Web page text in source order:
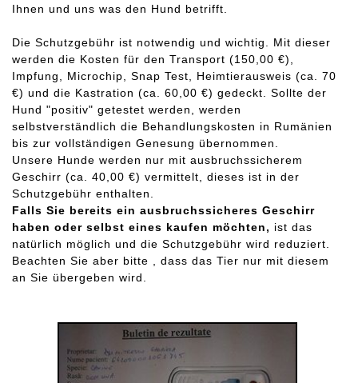
Ihnen und uns was den Hund betrifft.
Die Schutzgebühr ist notwendig und wichtig. Mit dieser
werden die Kosten für den Transport (150,00 €),
Impfung, Microchip, Snap Test, Heimtierausweis (ca. 70
€) und die Kastration (ca. 60,00 €) gedeckt. Sollte der
Hund "positiv" getestet werden, werden
selbstverständlich die Behandlungskosten in Rumänien
bis zur vollständigen Genesung übernommen.
Unsere Hunde werden nur mit ausbruchssicherem
Geschirr (ca. 40,00 €) vermittelt, dieses ist in der
Schutzgebühr enthalten.
Falls Sie bereits ein ausbruchssicheres Geschirr
haben oder selbst eines kaufen möchten, ist das
natürlich möglich und die Schutzgebühr wird reduziert.
Beachten Sie aber bitte , dass das Tier nur mit diesem
an Sie übergeben wird.